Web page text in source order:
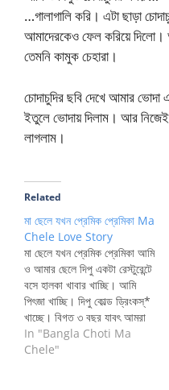
…গালাগালি করি। এটা ছাড়া
আমাদেরকেও ফেল করিয়ে দিলো।
তেমনি কামুক চেহারা।
চোদাচুদির ছবি দেখে আমার
ইতুলে ভোদায় দিলাম। আর
লাগলাম।
Related
মা ছেলে যখন প্রেমিক প্রেমিকা Ma
Chele Love Story
মা ছেলে যখন প্রেমিক প্রেমিকা আমি
ও আমার ছেলে দিপু একটা রেস্টুরেন্টে
বসে হালকা খাবার খাচ্ছি। আমি
পিৎজা খাচ্ছি। দিপু কোল্ড ড্রিংকস্*
খাচ্ছে। বিগত ৩ বছর যাবৎ আমরা
দুইজন প্রতিনিয়ত চোদাচুদি করছি।
সেজন্য আমাদের দুইজনের সম্পর্ক
In "Bangla Choti Ma
Chele"